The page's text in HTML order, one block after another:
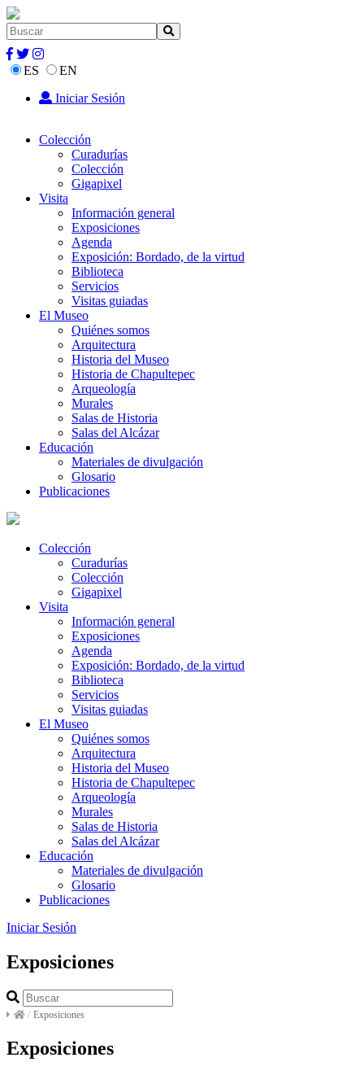
ES
EN
Iniciar Sesión
Colección
Curadurías
Colección
Gigapixel
Visita
Información general
Exposiciones
Agenda
Exposición: Bordado, de la virtud
Biblioteca
Servicios
Visitas guiadas
El Museo
Quiénes somos
Arquitectura
Historia del Museo
Historia de Chapultepec
Arqueología
Murales
Salas de Historia
Salas del Alcázar
Educación
Materiales de divulgación
Glosario
Publicaciones
Colección
Curadurías
Colección
Gigapixel
Visita
Información general
Exposiciones
Agenda
Exposición: Bordado, de la virtud
Biblioteca
Servicios
Visitas guiadas
El Museo
Quiénes somos
Arquitectura
Historia del Museo
Historia de Chapultepec
Arqueología
Murales
Salas de Historia
Salas del Alcázar
Educación
Materiales de divulgación
Glosario
Publicaciones
Iniciar Sesión
Exposiciones
/ Exposiciones
Exposiciones